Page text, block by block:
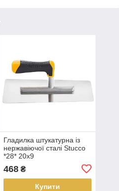
Гладилка штукатурна із
нержавіючої сталі Stucco
*28* 20x9
468₴
Купити